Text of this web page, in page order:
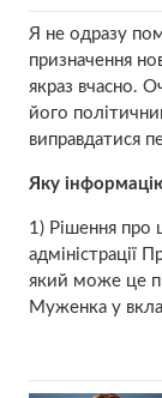
Я не одразу
призначення
якраз вчасно.
його
виправдатися
Яку
1) Рішення про
адміністрації
який може це
Муженка у